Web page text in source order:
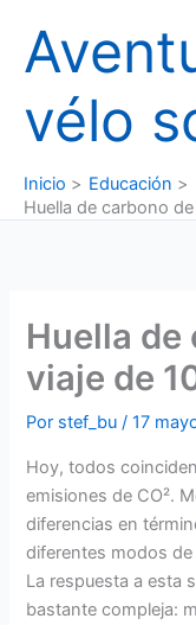
contenido
vélo
Inicio
Educación
Huella de carbono
Huella de
viaje de
Por stef_bu/17
Hoy, todos
emisiones de CO².
diferencias en
diferentes modos
La respuesta a esta
bastante compleja: